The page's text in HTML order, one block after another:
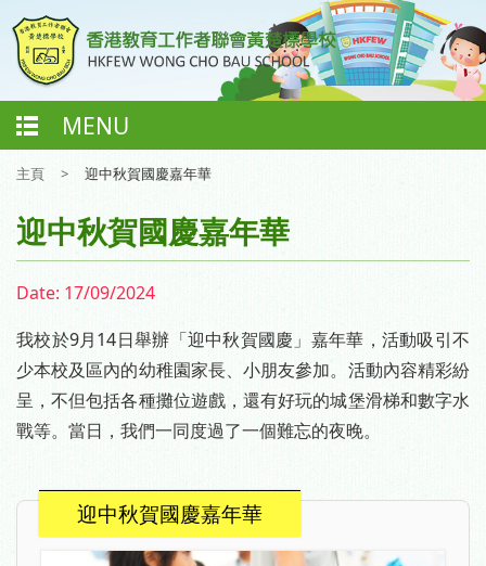
MENU
主頁 > 迎中秋賀國慶嘉年華
迎中秋賀國慶嘉年華
Date: 17/09/2024
我校於9月14日舉辦「迎中秋賀國慶」嘉年華，活動吸引不
少本校及區內的幼稚園家長、小朋友參加。活動內容精彩紛
呈，不但包括各種攤位遊戲，還有好玩的城堡滑梯和數字水
戰等。當日，我們一同度過了一個難忘的夜晚。
迎中秋賀國慶嘉年華